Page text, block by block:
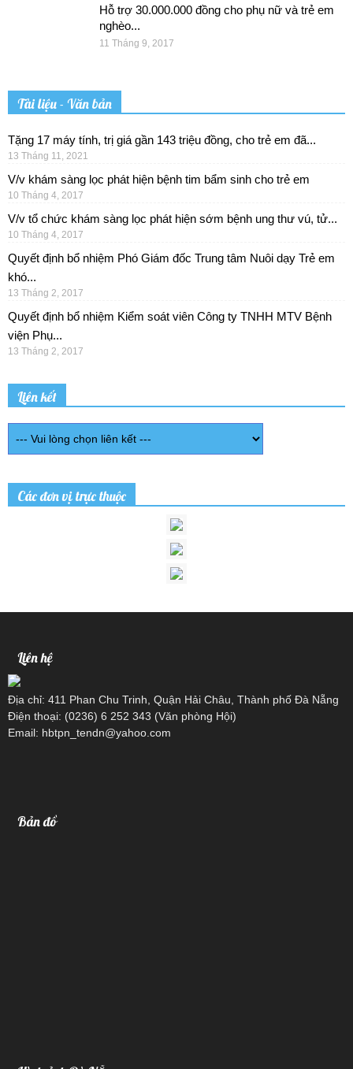
Hỗ trợ 30.000.000 đồng cho phụ nữ và trẻ em
nghèo...
11 Tháng 9, 2017
Tài liệu - Văn bản
Tặng 17 máy tính, trị giá gần 143 triệu đồng, cho trẻ em đã...
13 Tháng 11, 2021
V/v khám sàng lọc phát hiện bệnh tim bẩm sinh cho trẻ em
10 Tháng 4, 2017
V/v tổ chức khám sàng lọc phát hiện sớm bệnh ung thư vú, tử...
10 Tháng 4, 2017
Quyết định bổ nhiệm Phó Giám đốc Trung tâm Nuôi dạy Trẻ em
khó...
13 Tháng 2, 2017
Quyết định bổ nhiệm Kiểm soát viên Công ty TNHH MTV Bệnh
viện Phụ...
13 Tháng 2, 2017
Liên kết
Các đơn vị trực thuộc
Liên hệ
Địa chỉ: 411 Phan Chu Trinh, Quận Hải Châu, Thành phố Đà Nẵng
Điện thoại: (0236) 6 252 343 (Văn phòng Hội)
Email: hbtpn_tendn@yahoo.com
Bản đồ